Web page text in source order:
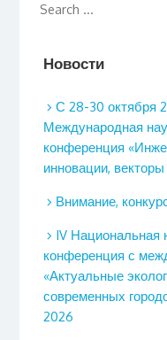
Новости
С 28-30 октября
Международная
конференция
инновации, векторы
Внимание,
IV Национальная
конференция с
«Актуальные
современных
2026